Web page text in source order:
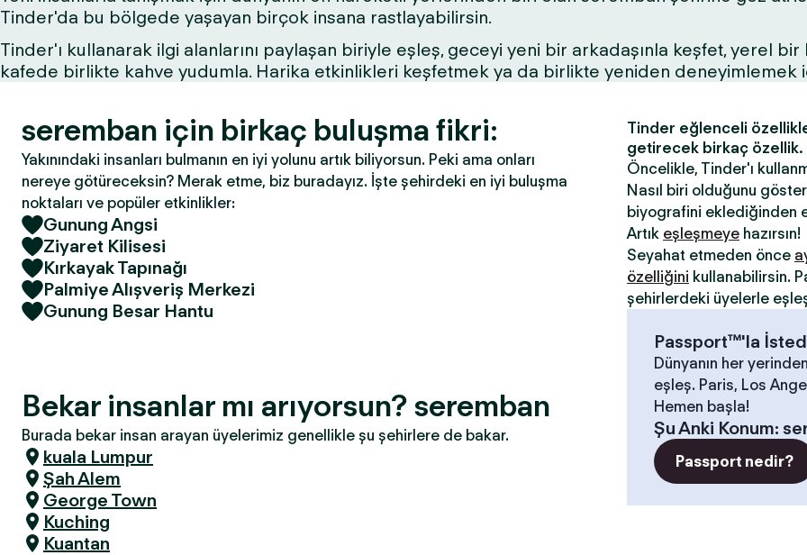
f
Tinder'da bu bölgede yaşayan birçok insana rastlayabilirsin.
Tinder'ı kullanarak ilgi alanlarını paylaşan biriyle eşleş, geceyi yeni bir arkadaşınla keşfet, yerel
kafede birlikte kahve yudumla. Harika etkinlikleri keşfetmek ya da birlikte yeniden deneyimlemek
seremban için birkaç buluşma fikri:
Yakınındaki insanları bulmanın en iyi yolunu artık biliyorsun. Peki ama onları
nereye götüreceksin? Merak etme, biz buradayız. İşte şehirdeki en iyi buluşma
noktaları ve popüler etkinlikler:
Gunung Angsi
Ziyaret Kilisesi
Kırkayak Tapınağı
Palmiye Alışveriş Merkezi
Gunung Besar Hantu
Bekar insanlar mı arıyorsun? seremban
Burada bekar insan arayan üyelerimiz genellikle şu şehirlere de bakar.
kuala Lumpur
Şah Alem
George Town
Kuching
Kuantan
Tinder eğlenceli
getirecek birkaç özellik.
Öncelikle, Tinder'ı
Nasıl biri olduğunu
biyografini eklediğinden
Artık eşleşmeye hazırsın!
Seyahat etmeden önce
özelliğini kullanabilirsin.
şehirlerdeki üyelerle
Passport™'la
Dünyanın her
eşleş. Paris, Los
Hemen başla!
Şu Anki Konum:
Passport nedir?